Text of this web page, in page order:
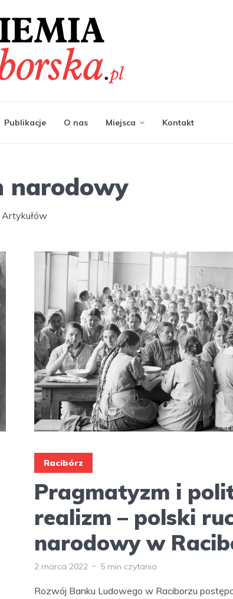
Publikacje O nas Miejsca Kontakt
narodowy
Artykułów
Racibórz
Pragmatyzm i
realizm – polski
narodowy w
2 marca 2022 5 min czytania
Rozwój Banku Ludowego w Raciborzu